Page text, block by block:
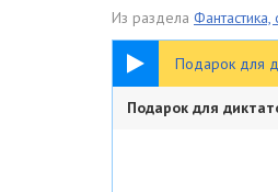
Из раздела Фантастика,
Подарок для
22:47
Подарок для